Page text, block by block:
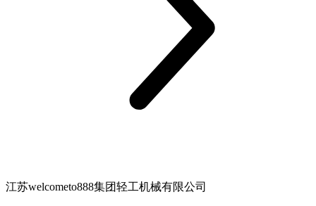
江苏welcometo888集团轻工机械有限公司